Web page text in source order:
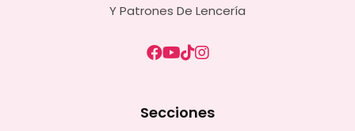
Y Patrones De Lencería
Secciones